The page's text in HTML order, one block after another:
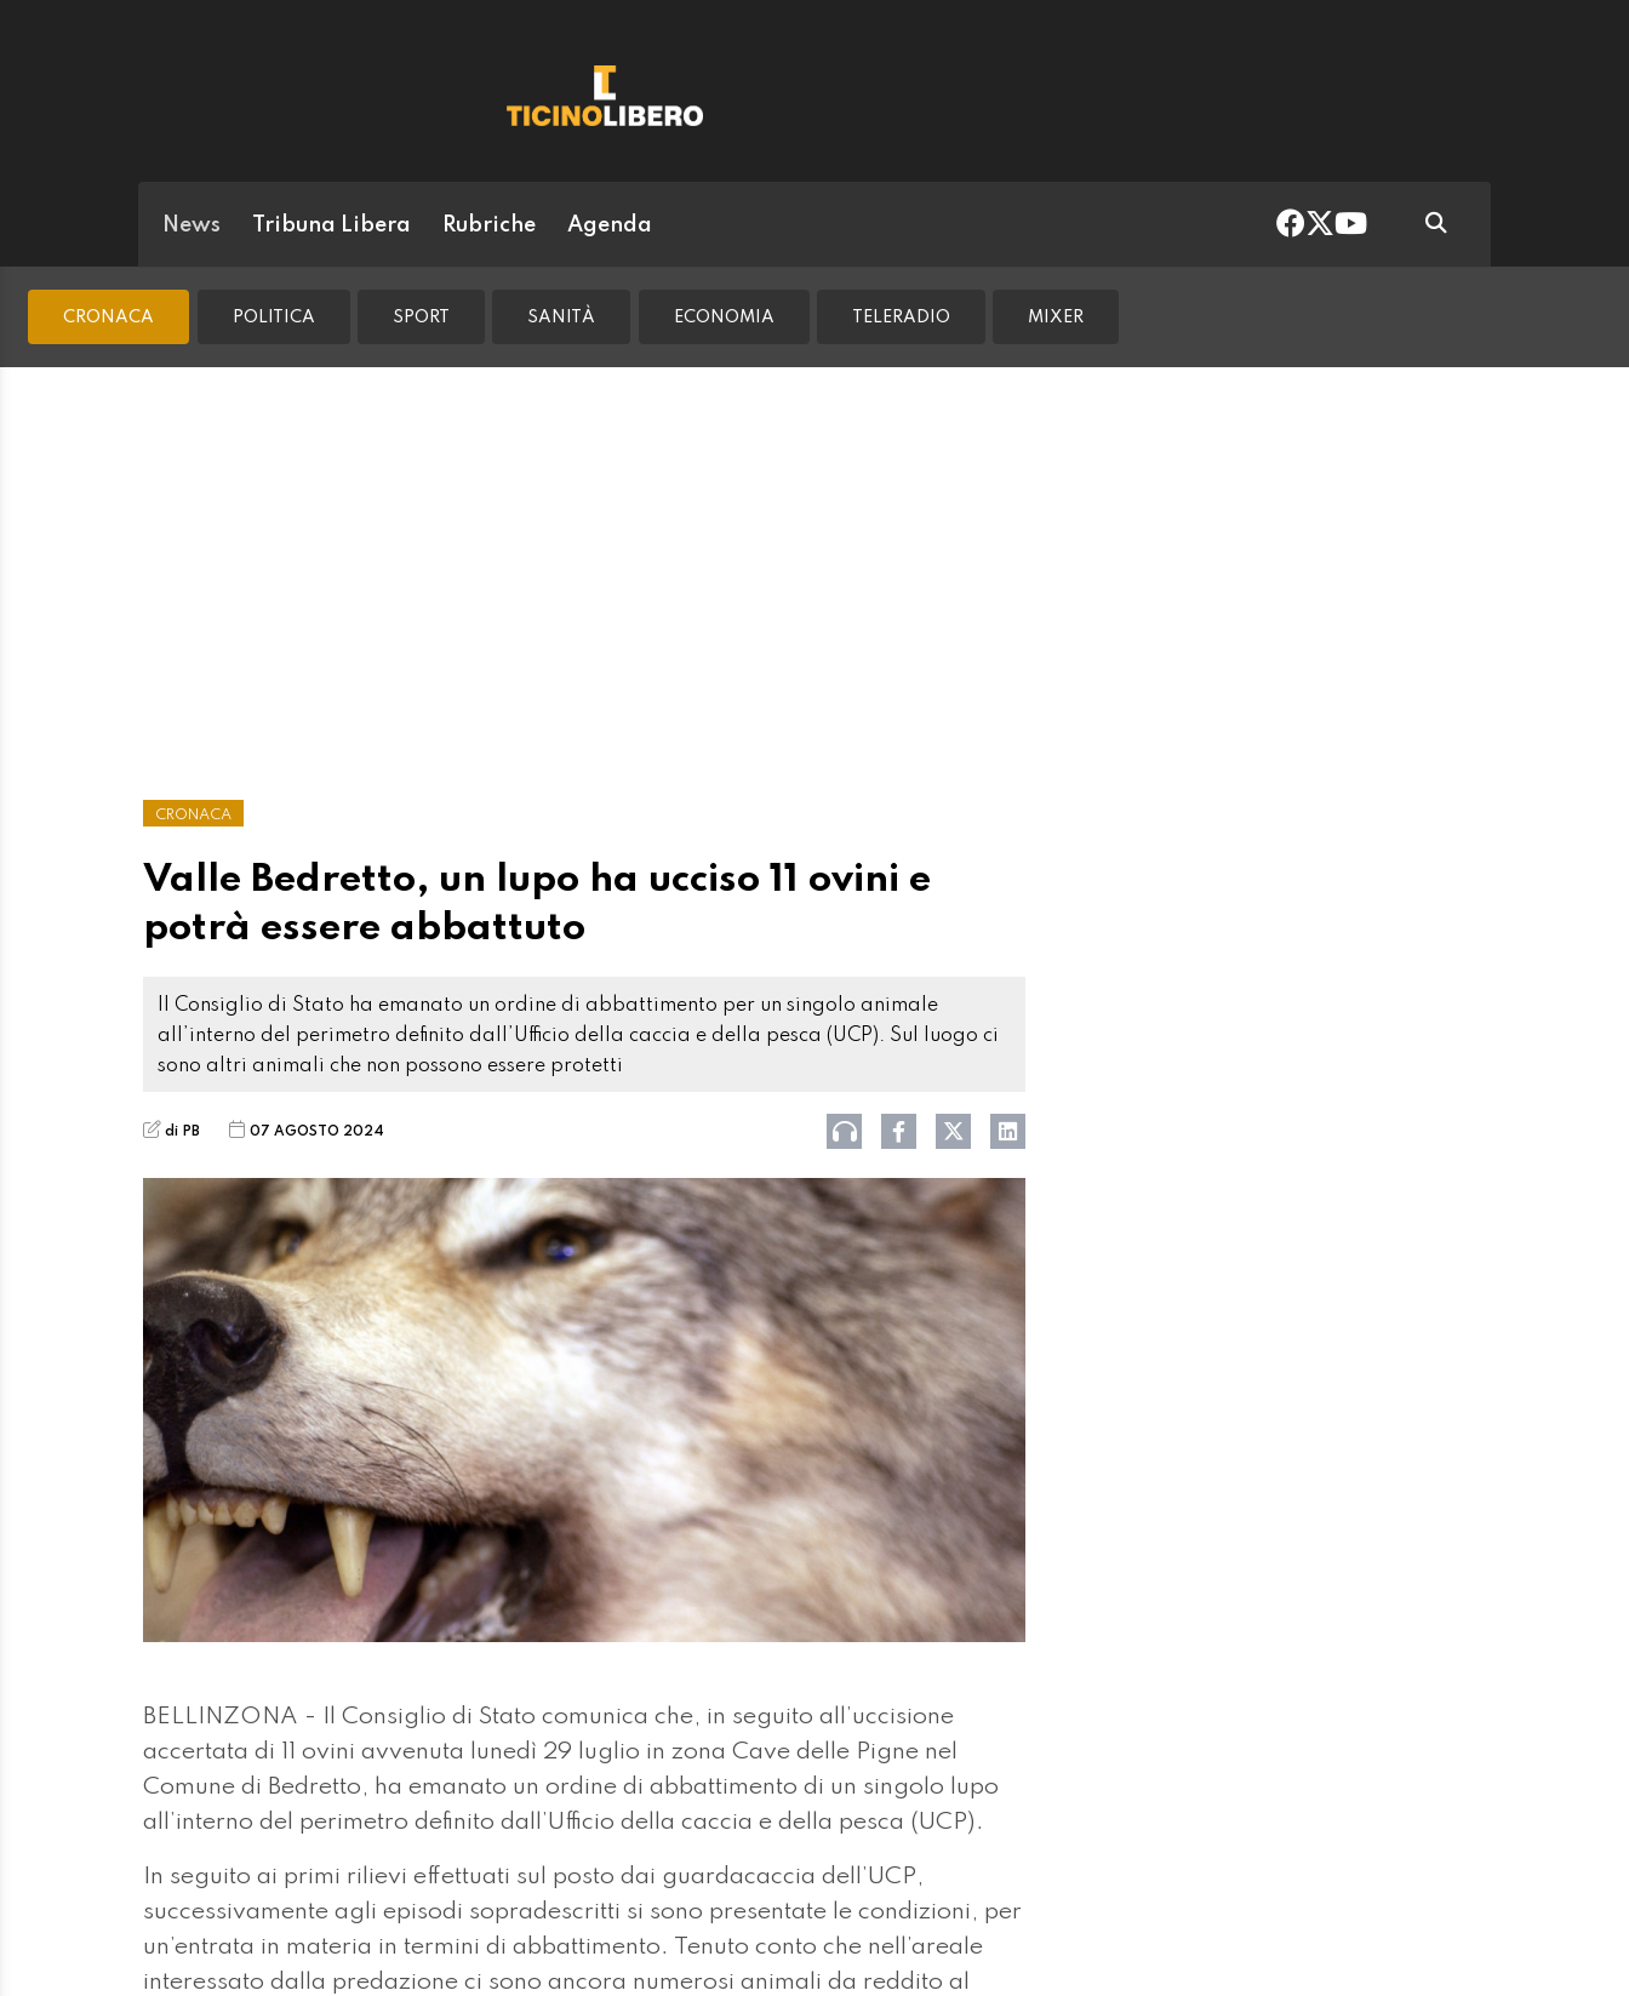
News Tribuna Libera Rubriche Agenda
CRONACA POLITICA SPORT SANITÀ ECONOMIA TELERADIO MIXER
CRONACA
Valle Bedretto, un lupo ha ucciso 11 ovini e
potrà essere abbattuto
Il Consiglio di Stato ha emanato un ordine di abbattimento per un singolo animale
all’interno del perimetro definito dall’Ufficio della caccia e della pesca (UCP). Sul luogo ci
sono altri animali che non possono essere protetti
di PB 07 AGOSTO 2024
BELLINZONA - Il Consiglio di Stato comunica che, in seguito all’uccisione
accertata di 11 ovini avvenuta lunedì 29 luglio in zona Cave delle Pigne nel
Comune di Bedretto, ha emanato un ordine di abbattimento di un singolo lupo
all’interno del perimetro definito dall’Ufficio della caccia e della pesca (UCP).
In seguito ai primi rilievi effettuati sul posto dai guardacaccia dell’UCP,
successivamente agli episodi sopradescritti si sono presentate le condizioni, per
un’entrata in materia in termini di abbattimento. Tenuto conto che nell’areale
interessato dalla predazione ci sono ancora numerosi animali da reddito al